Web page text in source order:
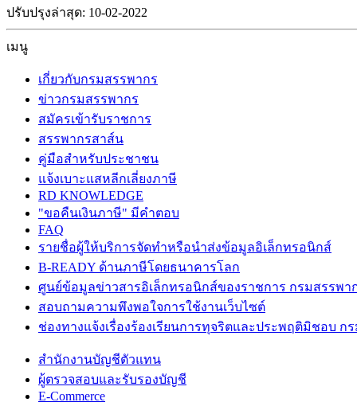
ปรับปรุงล่าสุด: 10-02-2022
เมนู
เกี่ยวกับกรมสรรพากร
ข่าวกรมสรรพากร
สมัครเข้ารับราชการ
สรรพากรสาส์น
คู่มือสำหรับประชาชน
แจ้งเบาะแสหลีกเลี่ยงภาษี
RD KNOWLEDGE
"ขอคืนเงินภาษี" มีคำตอบ
FAQ
รายชื่อผู้ให้บริการจัดทำหรือนำส่งข้อมูลอิเล็กทรอนิกส์
B-READY ด้านภาษีโดยธนาคารโลก
ศูนย์ข้อมูลข่าวสารอิเล็กทรอนิกส์ของราชการ กรมสรรพา
สอบถามความพึงพอใจการใช้งานเว็บไซต์
ช่องทางแจ้งเรื่องร้องเรียนการทุจริตและประพฤติมิชอบ ก
สำนักงานบัญชีตัวแทน
ผู้ตรวจสอบและรับรองบัญชี
E-Commerce